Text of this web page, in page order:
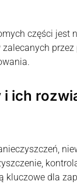
części
ich
kluczowe dla